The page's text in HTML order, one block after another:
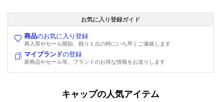
お気に入り登録ガイド
商品のお気に入り登録
再入荷やセール開始、残り１点の時にいち早くご連絡します
マイブランドの登録
新商品やセール等、ブランドのお得な情報をお送りします
キャップの人気アイテム